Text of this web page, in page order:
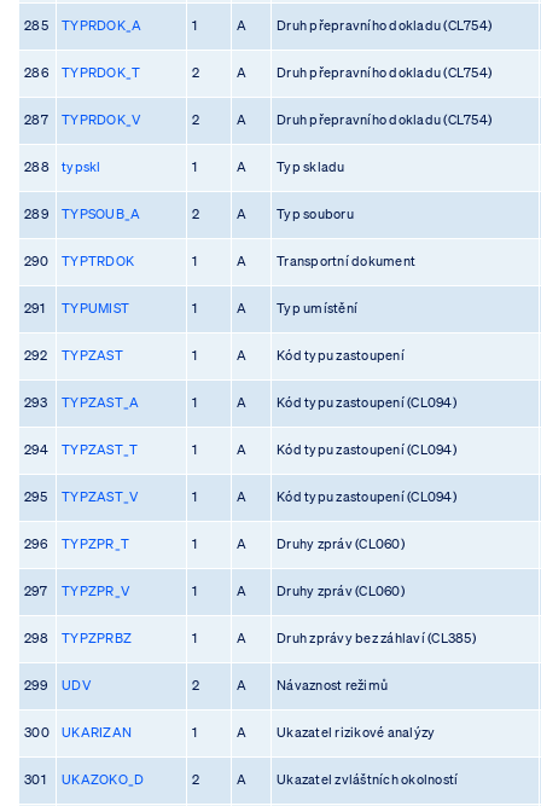
285 TYPRDOK_A 1 A Druh přepravního dokladu (CL754)
286 TYPRDOK_T 2 A Druh přepravního dokladu (CL754)
287 TYPRDOK_V 2 A Druh přepravního dokladu (CL754)
288 typskl 1 A Typ skladu
289 TYPSOUB_A 2 A Typ souboru
290 TYPTRDOK 1 A Transportní dokument
291 TYPUMIST 1 A Typ umístění
292 TYPZAST 1 A Kód typu zastoupení
293 TYPZAST_A 1 A Kód typu zastoupení (CL094)
294 TYPZAST_T 1 A Kód typu zastoupení (CL094)
295 TYPZAST_V 1 A Kód typu zastoupení (CL094)
296 TYPZPR_T 1 A Druhy zpráv (CL060)
297 TYPZPR_V 1 A Druhy zpráv (CL060)
298 TYPZPRBZ 1 A Druh zprávy bez záhlaví (CL385)
299 UDV 2 A Návaznost režimů
300 UKARIZAN 1 A Ukazatel rizikové analýzy
301 UKAZOKO_D 2 A Ukazatel zvláštních okolností